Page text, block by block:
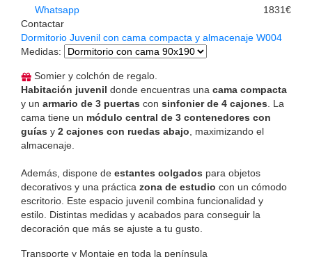
Whatsapp
Contactar
1831€
Dormitorio Juvenil con cama compacta y almacenaje W004
Medidas:
Somier y colchón de regalo.
Habitación juvenil donde encuentras una cama compacta
y un armario de 3 puertas con sinfonier de 4 cajones . La
cama tiene un módulo central de 3 contenedores con
guías y 2 cajones con ruedas abajo , maximizando el
almacenaje.
Además, dispone de estantes colgados para objetos
decorativos y una práctica zona de estudio con un cómodo
escritorio. Este espacio juvenil combina funcionalidad y
estilo. Distintas medidas y acabados para conseguir la
decoración que más se ajuste a tu gusto.
Transporte y Montaje en toda la península